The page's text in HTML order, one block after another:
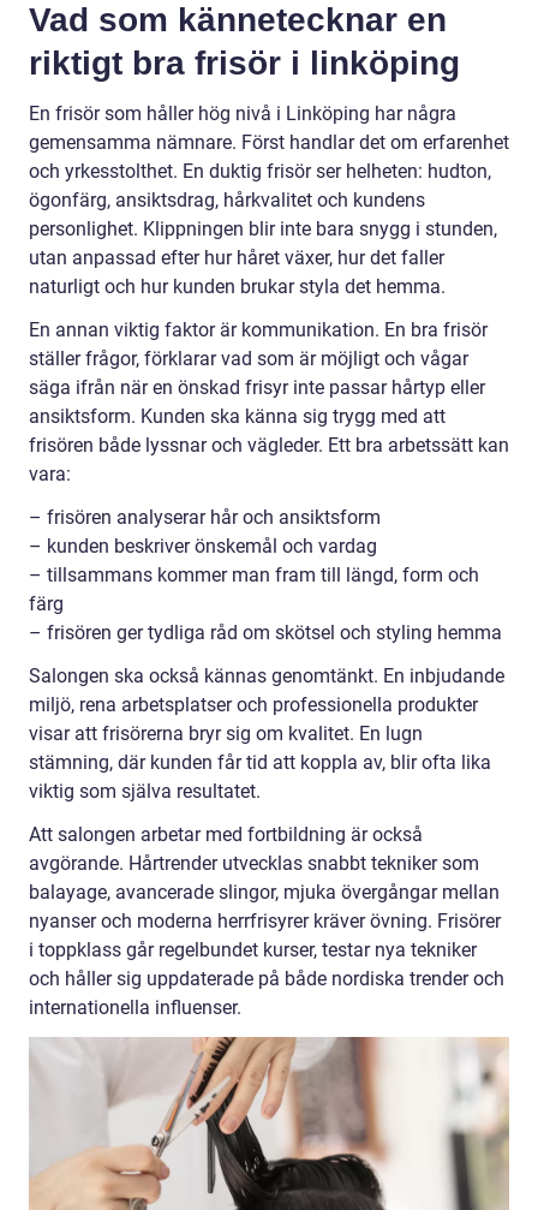
Vad som kännetecknar en
riktigt bra frisör i linköping
En frisör som håller hög nivå i Linköping har några
gemensamma nämnare. Först handlar det om erfarenhet
och yrkesstolthet. En duktig frisör ser helheten: hudton,
ögonfärg, ansiktsdrag, hårkvalitet och kundens
personlighet. Klippningen blir inte bara snygg i stunden,
utan anpassad efter hur håret växer, hur det faller
naturligt och hur kunden brukar styla det hemma.
En annan viktig faktor är kommunikation. En bra frisör
ställer frågor, förklarar vad som är möjligt och vågar
säga ifrån när en önskad frisyr inte passar hårtyp eller
ansiktsform. Kunden ska känna sig trygg med att
frisören både lyssnar och vägleder. Ett bra arbetssätt kan
vara:
– frisören analyserar hår och ansiktsform
– kunden beskriver önskemål och vardag
– tillsammans kommer man fram till längd, form och
färg
– frisören ger tydliga råd om skötsel och styling hemma
Salongen ska också kännas genomtänkt. En inbjudande
miljö, rena arbetsplatser och professionella produkter
visar att frisörerna bryr sig om kvalitet. En lugn
stämning, där kunden får tid att koppla av, blir ofta lika
viktig som själva resultatet.
Att salongen arbetar med fortbildning är också
avgörande. Hårtrender utvecklas snabbt tekniker som
balayage, avancerade slingor, mjuka övergångar mellan
nyanser och moderna herrfrisyrer kräver övning. Frisörer
i toppklass går regelbundet kurser, testar nya tekniker
och håller sig uppdaterade på både nordiska trender och
internationella influenser.